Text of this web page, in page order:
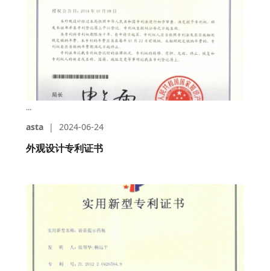
...
asta | 2024-06-24
外观设计专利证书